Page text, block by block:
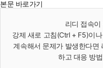
본문 바로가기
리디 접속
강제 새로 고침(Ctrl + F5)이
계속해서 문제가 발생한다면
하고 대응 방